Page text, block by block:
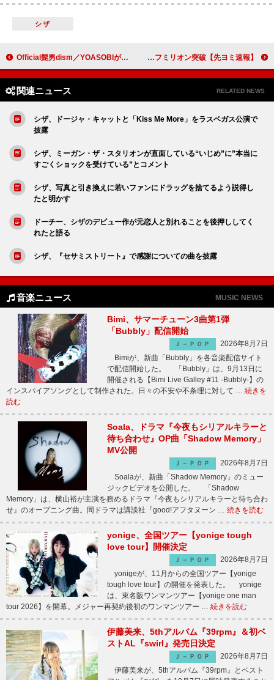
シザ
Official髭男dism／YOASOBIがマイルストーン達成：今週のストリーミングまとめ 【先ヨミ速報】Stray Kids『Hollow』フラゲ日でハーフミリオン突破
関連ニュース RELATED NEWS
シザ、ドージャ・キャットと「Kiss Me More」をラスベガス公演で
披露
シザ、ミーガン・ザ・スタリオンが直面している“いじめ”に”本当に
すごくショックを受けている”とコメント
シザ、写真と引き換えに若いファンにドラッグを捨てるよう説得し
たと明かす
ドーチー、シザのデビュー作が元恋人と別れることを後押ししてく
れたと語る
シザ、『セサミストリート』で感謝についての曲を披露
音楽ニュース MUSIC NEWS
Bimi、サマーチューン3曲第1弾
「Bubbly」配信開始
Ｊ－ＰＯＰ
2026年8月7日
Bimiが、新曲「Bubbly」を各音楽配信サイト
で配信開始した。 「Bubbly」は、9月13日に
開催される【Bimi Live Galley #11 -Bubbly-】の
インスパイアソングとして制作された。日々の不安や不条理に対して … 続きを
読む
Soala、ドラマ『今夜もシリアルキラーと
待ち合わせ』OP曲「Shadow Memory」
MV公開
Ｊ－ＰＯＰ
2026年8月7日
Soalaが、新曲「Shadow Memory」のミュー
ジックビデオを公開した。 「Shadow
Memory」は、横山裕が主演を務めるドラマ『今夜もシリアルキラーと待ち合わ
せ』のオープニング曲。同ドラマは講談社『good!アフタヌーン … 続きを読む
yonige、全国ツアー【yonige tough
love tour】開催決定
Ｊ－ＰＯＰ
2026年8月7日
yonigeが、11月からの全国ツアー【yonige
tough love tour】の開催を発表した。 yonige
は、東名阪ワンマンツアー【yonige one man
tour 2026】を開幕。メジャー再契約後初のワンマンツアー … 続きを読む
伊藤美来、5thアルバム『39rpm』＆初ベ
ストAL『swirl』発売日決定
Ｊ－ＰＯＰ
2026年8月7日
伊藤美来が、5thアルバム『39rpm』とベスト